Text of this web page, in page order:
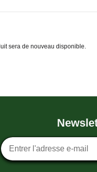
sera de nouveau disponible.
Inscription ? la newsletter